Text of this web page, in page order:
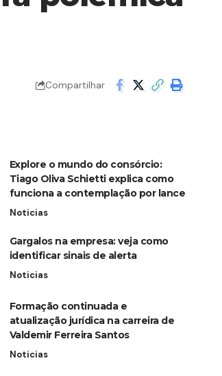
Compartilhar
Explore o mundo do consórcio:
Tiago Oliva Schietti explica como
funciona a contemplação por lance
Noticias
Gargalos na empresa: veja como
identificar sinais de alerta
Noticias
Formação continuada e
atualização jurídica na carreira de
Valdemir Ferreira Santos
Noticias